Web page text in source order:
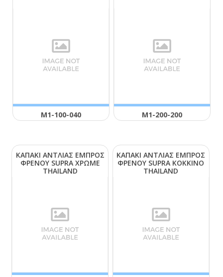
Μ1-100-040 Μ1-200-200
ΚΑΠΑΚΙ ΑΝΤΛΙΑΣ ΕΜΠΡΟΣ
ΦΡΕΝΟΥ SUΡRΑ ΧΡΩΜΕ
ΤΗΑΙLΑΝD
ΚΑΠΑΚΙ ΑΝΤΛΙΑΣ ΕΜΠΡΟΣ
ΦΡΕΝΟΥ SUΡRΑ ΚΟΚΚΙΝΟ
ΤΗΑΙLΑΝD